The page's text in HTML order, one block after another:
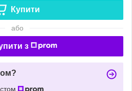
Купити
або
з